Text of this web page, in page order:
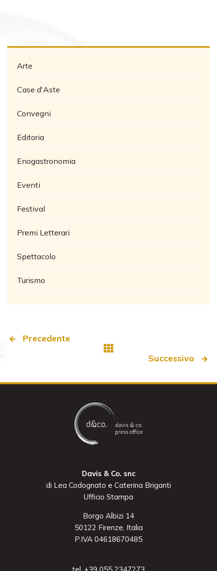
Arte
Case d'Aste
Convegni
Editoria
Enogastronomia
Eventi
Festival
Premi Letterari
Spettacolo
Turismo
Precedente
Successivo
Davis & Co. snc
di Lea Codognato e Caterina Briganti
Ufficio Stampa
Borgo Albizi 14
50122 Firenze, Italia
P.IVA 04618670485
tel. +39 055 2347273